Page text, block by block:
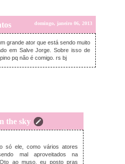
domingo, janeiro 06, 2013
grande ator que está sendo muito
em Salve Jorge. Sobre isso de
pq não é comigo. rs bj
the sky
segunda-feira, janeiro 07, 2013
só ele, como vários atores
mal aproveitados na
ao muso, eu posto pras